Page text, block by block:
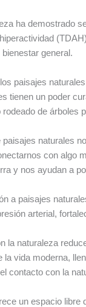
ha demostrado
general.
paisajes naturales
tienen un poder
rodeado de árboles
naturales
con algo
y nos ayudan a
a paisajes
arterial,
la naturaleza
la vida moderna,
contacto con la
un espacio